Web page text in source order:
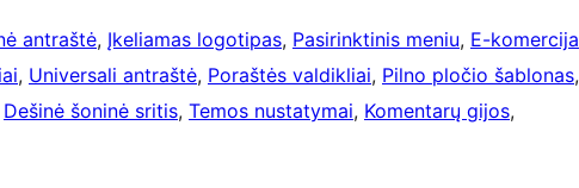
antraštė, Įkeliamas logotipas, Pasirinktinis meniu, E-komercija
, Universali antraštė, Poraštės valdikliai, Pilno pločio šablonas
Dešinė šoninė sritis, Temos nustatymai, Komentarų gijos